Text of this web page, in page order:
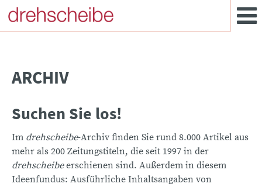
ARCHIV
Suchen Sie los!
Im drehscheibe-Archiv finden Sie rund 8.000 Artikel aus
mehr als 200 Zeitungstiteln, die seit 1997 in der
drehscheibeerschienen sind. Außerdem in diesem
Ideenfundus: Ausführliche Inhaltsangaben von